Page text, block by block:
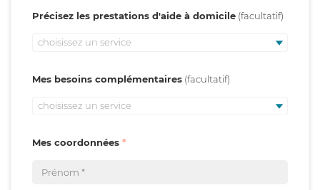
Précisez les prestations d'aide à domicile
choisissez un service
Mes besoins complémentaires
choisissez un service
Mes coordonnées